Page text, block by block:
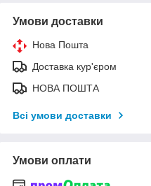
Умови доставки
Нова Пошта
Доставка кур'єром
НОВА ПОШТА
Всі умови доставки
Умови оплати